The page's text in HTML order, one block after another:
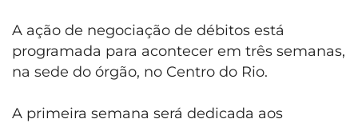
A ação de negociação de débitos está
programada para acontecer em três semanas,
na sede do órgão, no Centro do Rio.
A primeira semana será dedicada aos